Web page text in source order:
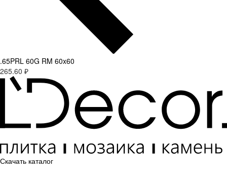
.65PRL 60G RM 60x60
265.60 ₽
Скачать каталог